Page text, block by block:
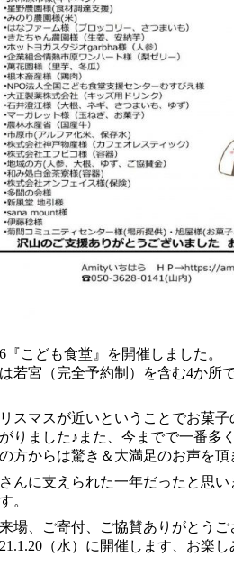
『こども食堂』を開催しました。
若宮（完全予約制）を含む4か所
スマスが近いということでお菓
りました♪また、今までで一番多
方からは驚き＆大満足のお声を頂
んに支えられた一年だったと思
。
場、ご寄付、ご協賛ありがとうご
（水）に開催します、お楽し